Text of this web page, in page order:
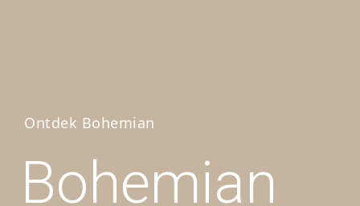
Ontdek Bohemian
Bohemian